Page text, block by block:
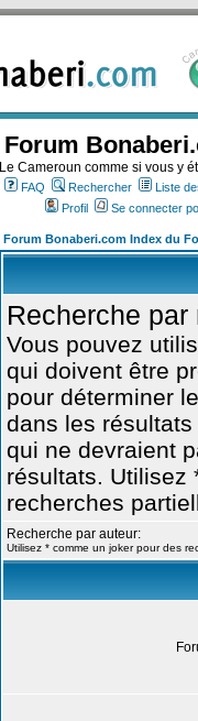
Forum
Le Cameroun comme si vous y
FAQ Rechercher Liste
Profil
Se connecter
Forum Bonaberi.com Index du
Recherche par
Vous pouvez
qui doivent être
pour déterminer
dans les résultats
qui ne devraient
résultats. Utilisez
recherches
Recherche par auteur:
Utilisez * comme un joker pour des